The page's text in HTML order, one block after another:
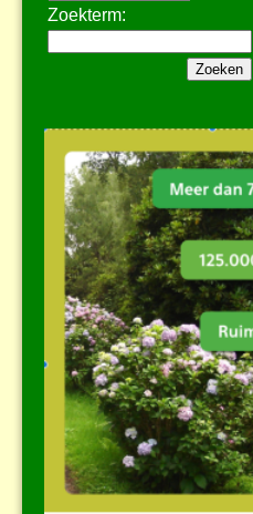
Zoekterm: